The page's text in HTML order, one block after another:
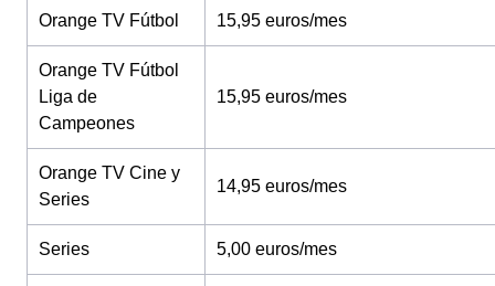
Orange TV Fútbol 15,95 euros/mes
Orange TV Fútbol
Liga de
Campeones
15,95 euros/mes
Orange TV Cine y
Series
14,95 euros/mes
Series 5,00 euros/mes